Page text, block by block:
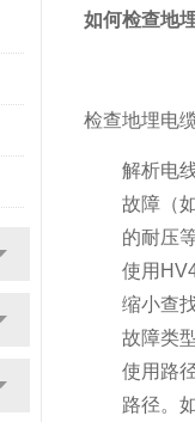
如何检查地
检查地埋电
解析电
故障（
的耐压
使用
缩小查
故障类
使用路
路径。